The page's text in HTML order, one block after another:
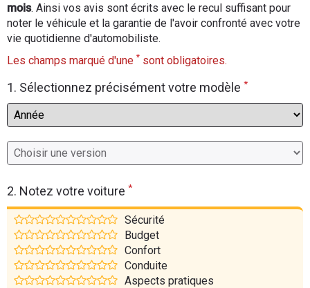
Electriques
Flottes
Auto
Moto
Marques
mois. Ainsi vos avis sont écrits avec le recul suffisant pour
noter le véhicule et la garantie de l'avoir confronté avec votre
vie quotidienne d'automobiliste.
Les champs marqué d'une * sont obligatoires.
1. Sélectionnez précisément votre modèle *
2. Notez votre voiture *
Sécurité
Budget
Confort
Conduite
Aspects pratiques